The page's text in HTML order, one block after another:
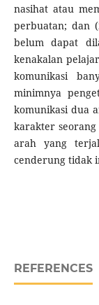
nasihat atau
perbuatan; dan
belum dapat
kenakalan
komunikasi
minimnya
komunikasi dua
karakter
arah yang
cenderung tidak
REFERENCES